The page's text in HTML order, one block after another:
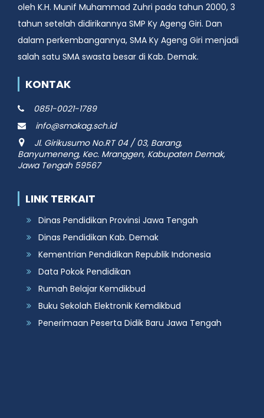
oleh K.H. Munif Muhammad Zuhri pada tahun 2000, 3
tahun setelah didirikannya SMP Ky Ageng Giri. Dan
dalam perkembangannya, SMA Ky Ageng Giri menjadi
salah satu SMA swasta besar di Kab. Demak.
KONTAK
0851-0021-1789
info@smakag.sch.id
Jl. Girikusumo No.RT 04 / 03, Barang,
Banyumeneng, Kec. Mranggen, Kabupaten Demak,
Jawa Tengah 59567
LINK TERKAIT
Dinas Pendidikan Provinsi Jawa Tengah
Dinas Pendidikan Kab. Demak
Kementrian Pendidikan Republik Indonesia
Data Pokok Pendidikan
Rumah Belajar Kemdikbud
Buku Sekolah Elektronik Kemdikbud
Penerimaan Peserta Didik Baru Jawa Tengah